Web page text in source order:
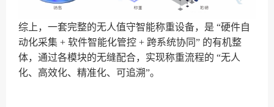
综上，一套完整的无人值守智能称重设备，是 “硬件自
动化采集 + 软件智能化管控 + 跨系统协同” 的有机整
体，通过各模块的无缝配合，实现称重流程的 “无人
化、高效化、精准化、可追溯”。